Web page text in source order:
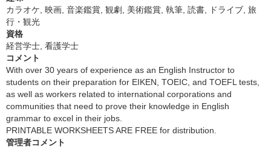
カラオケ, 映画, 音楽鑑賞, 観劇, 美術鑑賞, 執筆, 読書, ドライブ, 旅
行・観光
資格
経営学士, 看護学士
コメント
With over 30 years of experience as an English Instructor to
students on their preparation for EIKEN, TOEIC, and TOEFL tests,
as well as workers related to international corporations and
communities that need to prove their knowledge in English
grammar to excel in their jobs.
PRINTABLE WORKSHEETS ARE FREE for distribution.
管理者コメント